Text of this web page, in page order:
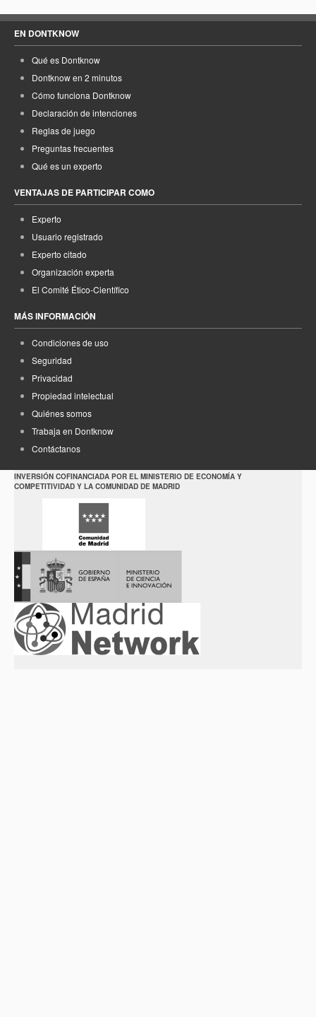
EN DONTKNOW
Qué es Dontknow
Dontknow en 2 minutos
Cómo funciona Dontknow
Declaración de intenciones
Reglas de juego
Preguntas frecuentes
Qué es un experto
VENTAJAS DE PARTICIPAR COMO
Experto
Usuario registrado
Experto citado
Organización experta
El Comité Ético-Científico
MÁS INFORMACIÓN
Condiciones de uso
Seguridad
Privacidad
Propiedad intelectual
Quiénes somos
Trabaja en Dontknow
Contáctanos
INVERSIÓN COFINANCIADA POR EL MINISTERIO DE ECONOMÍA Y
COMPETITIVIDAD Y LA COMUNIDAD DE MADRID